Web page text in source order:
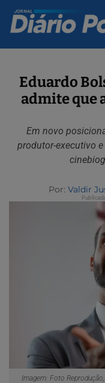
Eduardo
admite que
Em novo
produtor-executivo
Por: Valdir
Imagem: Foto